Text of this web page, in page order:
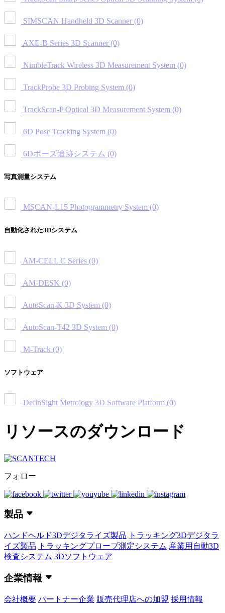
SIMSCAN Handheld 3D Scanner (0)
AXE-B Series 3D Scanner (0)
NimbleTrack Wireless 3D Measurement System (0)
TrackProbe 3D Probing System (0)
TrackScan-P Optical 3D Measurement System (0)
6D Pose Tracking System (0)
6Dポーズ追跡システム (0)
写真測量システム
MSCAN-L15 Photogrammetry System (0)
自動化された3Dシステム
AM-CELL C Series (0)
AM-DESK (0)
AutoScan-K 3D System (0)
AutoScan-T42 3D System (0)
M-Track (0)
ソフトウェア
DefinSight Metrology 3D Software Platform (0)
リソースのダウンロード
フォロー
製品
ハンドヘルド3Dデジタライズ製品
トラッキング3Dデジタラ
イズ製品
トラッキングプローブ測定システム 産業用自動3D
検査システム 3Dソフトウェア
企業情報
会社概要 パートナー企業 販売代理店への加盟 採用情報